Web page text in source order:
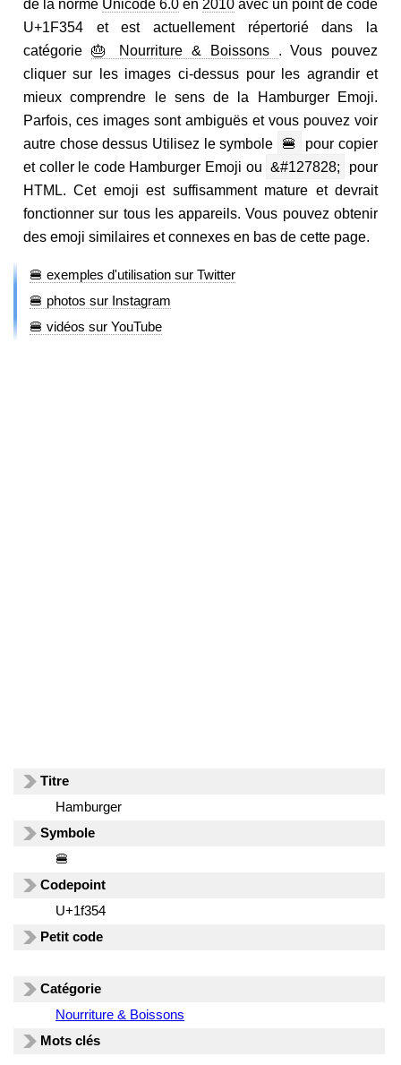
de la norme Unicode 6.0 en 2010 avec un point de code
U+1F354 et est actuellement répertorié dans la
catégorie 🎂 Nourriture & Boissons . Vous pouvez
cliquer sur les images ci-dessus pour les agrandir et
mieux comprendre le sens de la Hamburger Emoji.
Parfois, ces images sont ambiguës et vous pouvez voir
autre chose dessus Utilisez le symbole
🍔
pour copier
et coller le code Hamburger Emoji ou &#127828;
pour
HTML. Cet emoji est suffisamment mature et devrait
fonctionner sur tous les appareils. Vous pouvez obtenir
des emoji similaires et connexes en bas de cette page.
🍔 exemples d'utilisation sur Twitter
🍔 photos sur Instagram
🍔 vidéos sur YouTube
Titre
Hamburger
Symbole
🍔
Codepoint
U+1f354
Petit code
Catégorie
Nourriture & Boissons
Mots clés